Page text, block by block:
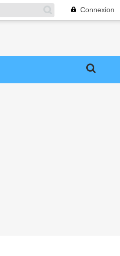
Connexion